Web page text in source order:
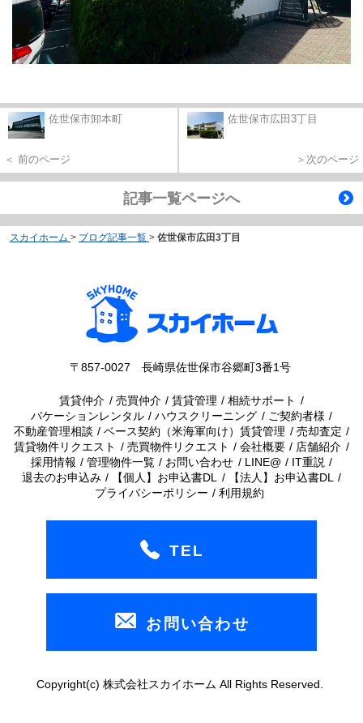
佐世保市卸本町
＜ 前のページ
佐世保市広田3丁目
＞次のページ
記事一覧ページへ
スカイホーム > ブログ記事一覧 > 佐世保市広田3丁目
〒857-0027 長崎県佐世保市谷郷町3番1号
賃貸仲介 売買仲介 賃貸管理
相続サポート
バケーションレンタル
ハウスクリーニング
ご契約者様
不動産管理相談
ベース契約（米海軍向け）賃貸管理
売却査定
賃貸物件リクエスト
売買物件リクエスト 会社概要
店舗紹介
採用情報
管理物件一覧 お問い合わせ LINE@
IT重説
退去のお申込み
【個人】お申込書DL
【法人】お申込書DL
プライバシーポリシー
利用規約
TEL
お問い合わせ
Copyright(c) 株式会社スカイホーム All Rights Reserved.